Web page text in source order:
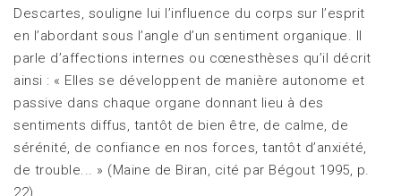
Descartes, souligne lui l’influence du corps sur l’esprit
en l’abordant sous l’angle d’un sentiment organique. Il
parle d’affections internes ou cœnesthèses qu’il décrit
ainsi : « Elles se développent de manière autonome et
passive dans chaque organe donnant lieu à des
sentiments diffus, tantôt de bien être, de calme, de
sérénité, de confiance en nos forces, tantôt d’anxiété,
de trouble... » (Maine de Biran, cité par Bégout 1995, p.
22).